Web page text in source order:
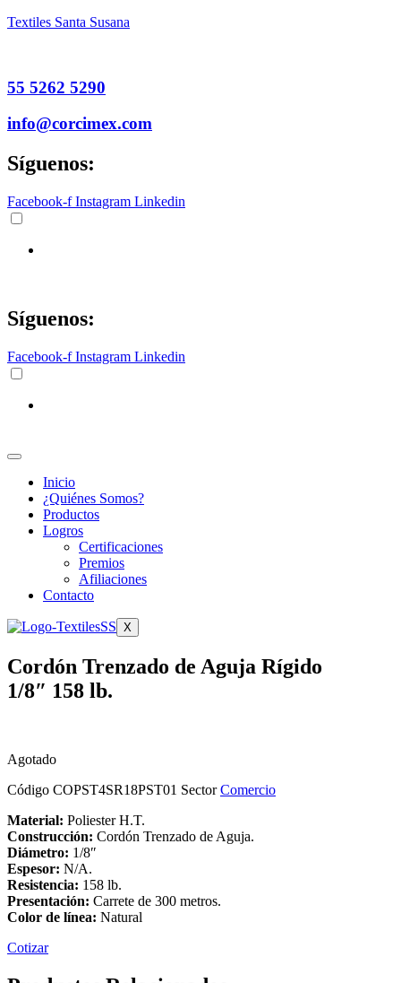
Textiles Santa Susana
55 5262 5290
info@corcimex.com
Síguenos:
Facebook-f Instagram Linkedin
Síguenos:
Facebook-f Instagram Linkedin
Inicio
¿Quiénes Somos?
Productos
Logros
Certificaciones
Premios
Afiliaciones
Contacto
X
Cordón Trenzado de Aguja Rígido
1/8″ 158 lb.
Agotado
Código COPST4SR18PST01 Sector Comercio
Material: Poliester H.T.
Construcción: Cordón Trenzado de Aguja.
Diámetro: 1/8″
Espesor: N/A.
Resistencia: 158 lb.
Presentación: Carrete de 300 metros.
Color de línea: Natural
Cotizar